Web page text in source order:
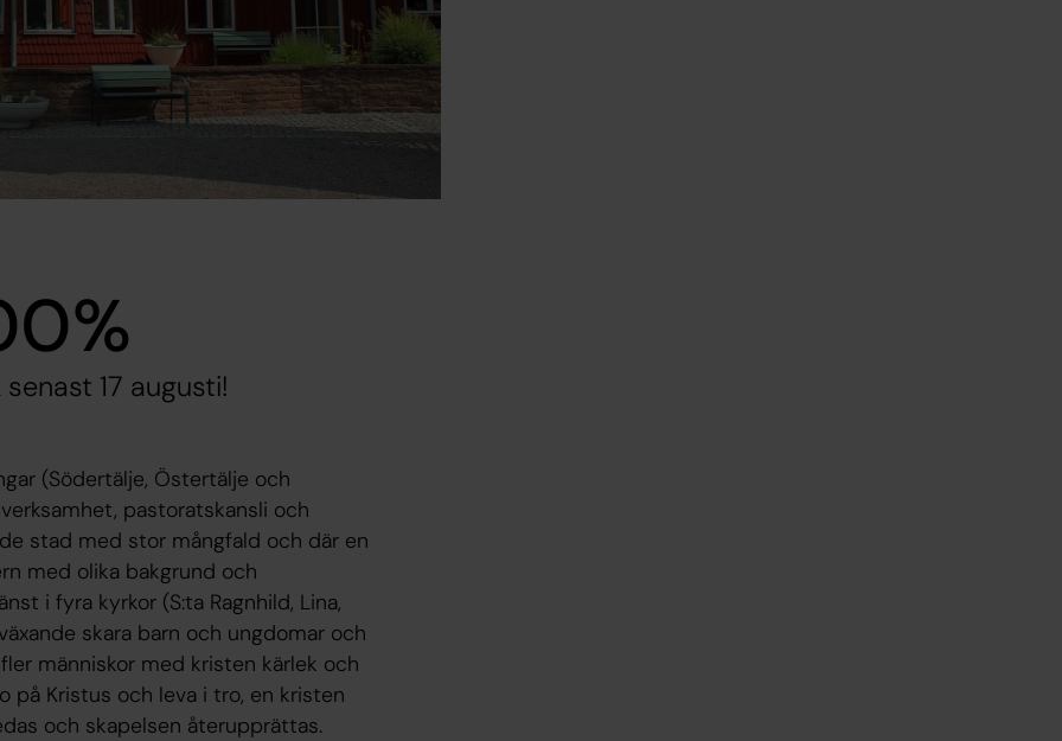
17 augusti!
(Södertälje, Östertälje och
pastoratskansli och
stad med stor mångfald och där en
med olika bakgrund och
i fyra kyrkor (S:ta Ragnhild, Lina,
skara barn och ungdomar och
människor med kristen kärlek och
på Kristus och leva i tro, en kristen
och skapelsen återupprättas.